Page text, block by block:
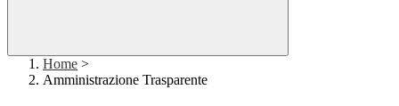
Home >
Amministrazione Trasparente